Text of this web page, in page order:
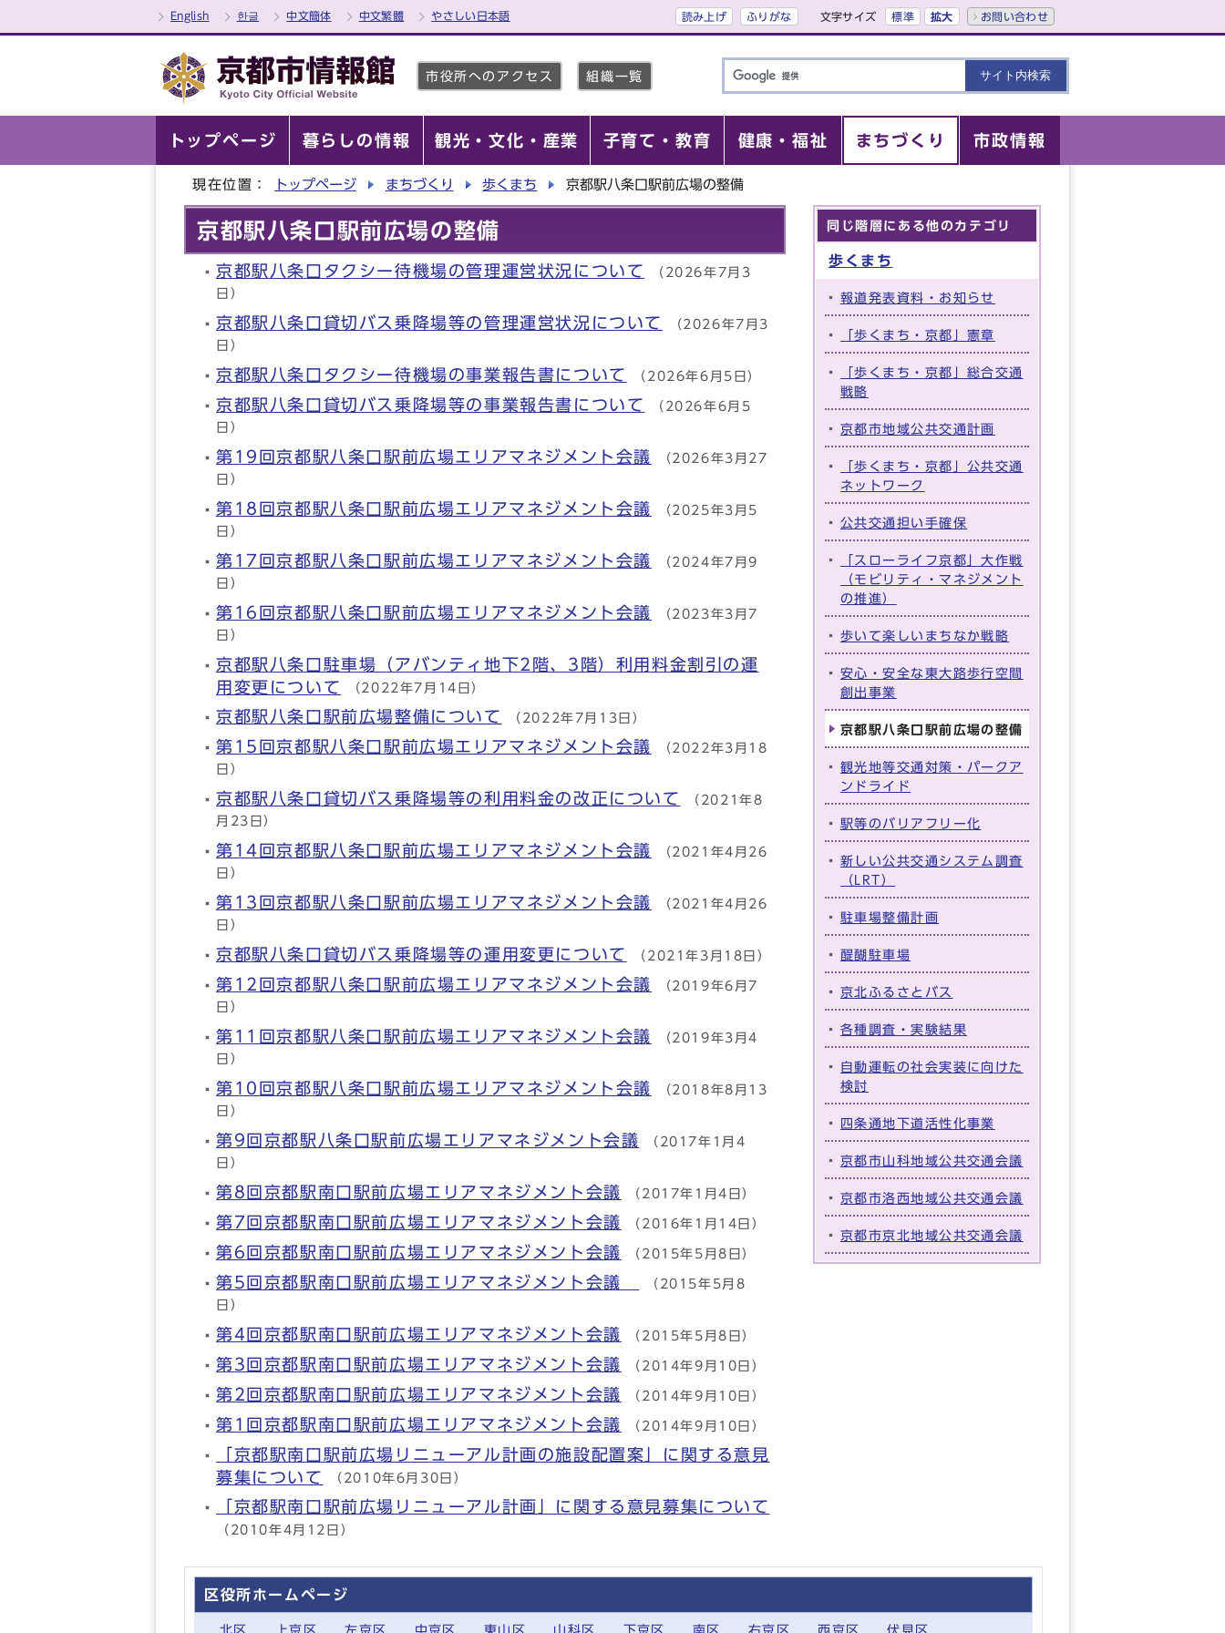
English 한글 中文簡体 中文繁體 やさしい日本語 読み上げ ふりがな 文字サイズ 標準 拡大 お問い合わせ
市役所へのアクセス 組織一覧
トップページ 暮らしの情報 観光・文化・産業 子育て・教育 健康・福祉 まちづくり 市政情報
現在位置： トップページ まちづくり 歩くまち 京都駅八条口駅前広場の整備
京都駅八条口駅前広場の整備
京都駅八条口タクシー待機場の管理運営状況について （2026年7月3
日）
京都駅八条口貸切バス乗降場等の管理運営状況について （2026年7月3
日）
京都駅八条口タクシー待機場の事業報告書について （2026年6月5日）
京都駅八条口貸切バス乗降場等の事業報告書について （2026年6月5
日）
第19回京都駅八条口駅前広場エリアマネジメント会議 （2026年3月27
日）
第18回京都駅八条口駅前広場エリアマネジメント会議 （2025年3月5
日）
第17回京都駅八条口駅前広場エリアマネジメント会議 （2024年7月9
日）
第16回京都駅八条口駅前広場エリアマネジメント会議 （2023年3月7
日）
京都駅八条口駐車場（アバンティ地下2階、3階）利用料金割引の運
用変更について （2022年7月14日）
京都駅八条口駅前広場整備について （2022年7月13日）
第15回京都駅八条口駅前広場エリアマネジメント会議 （2022年3月18
日）
京都駅八条口貸切バス乗降場等の利用料金の改正について （2021年8
月23日）
第14回京都駅八条口駅前広場エリアマネジメント会議 （2021年4月26
日）
第13回京都駅八条口駅前広場エリアマネジメント会議 （2021年4月26
日）
京都駅八条口貸切バス乗降場等の運用変更について （2021年3月18日）
第12回京都駅八条口駅前広場エリアマネジメント会議 （2019年6月7
日）
第11回京都駅八条口駅前広場エリアマネジメント会議 （2019年3月4
日）
第10回京都駅八条口駅前広場エリアマネジメント会議 （2018年8月13
日）
第9回京都駅八条口駅前広場エリアマネジメント会議 （2017年1月4
日）
第8回京都駅南口駅前広場エリアマネジメント会議 （2017年1月4日）
第7回京都駅南口駅前広場エリアマネジメント会議 （2016年1月14日）
第6回京都駅南口駅前広場エリアマネジメント会議 （2015年5月8日）
第5回京都駅南口駅前広場エリアマネジメント会議 （2015年5月8
日）
第4回京都駅南口駅前広場エリアマネジメント会議 （2015年5月8日）
第3回京都駅南口駅前広場エリアマネジメント会議 （2014年9月10日）
第2回京都駅南口駅前広場エリアマネジメント会議 （2014年9月10日）
第1回京都駅南口駅前広場エリアマネジメント会議 （2014年9月10日）
「京都駅南口駅前広場リニューアル計画の施設配置案」に関する意見
募集について （2010年6月30日）
「京都駅南口駅前広場リニューアル計画」に関する意見募集について
（2010年4月12日）
同じ階層にある他のカテゴリ
歩くまち
報道発表資料・お知らせ
「歩くまち・京都」憲章
「歩くまち・京都」総合交通
戦略
京都市地域公共交通計画
「歩くまち・京都」公共交通
ネットワーク
公共交通担い手確保
「スローライフ京都」大作戦
（モビリティ・マネジメント
の推進）
歩いて楽しいまちなか戦略
安心・安全な東大路歩行空間
創出事業
京都駅八条口駅前広場の整備
観光地等交通対策・パークア
ンドライド
駅等のバリアフリー化
新しい公共交通システム調査
（LRT）
駐車場整備計画
醍醐駐車場
京北ふるさとバス
各種調査・実験結果
自動運転の社会実装に向けた
検討
四条通地下道活性化事業
京都市山科地域公共交通会議
京都市洛西地域公共交通会議
京都市京北地域公共交通会議
区役所ホームページ
北区 上京区 左京区 中京区 東山区 山科区 下京区 南区 右京区 西京区 伏見区